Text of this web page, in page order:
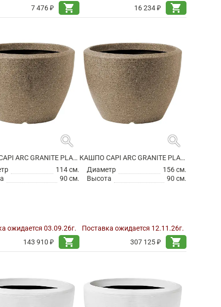
7 476 ₽
shopping_cart
16 234 ₽
shopping_cart
search
КАШПО CAPI ARC GRANITE PLANTER BALL WARM TAUPE
114 см.
90 см.
ожидается 03.09.26г.
143 910 ₽
shopping_cart
search
КАШПО CAPI ARC GRANITE PLANTER BALL WARM TAUPE
Диаметр
156 см.
Высота
90 см.
Поставка ожидается 12.11.26г.
307 125 ₽
shopping_cart